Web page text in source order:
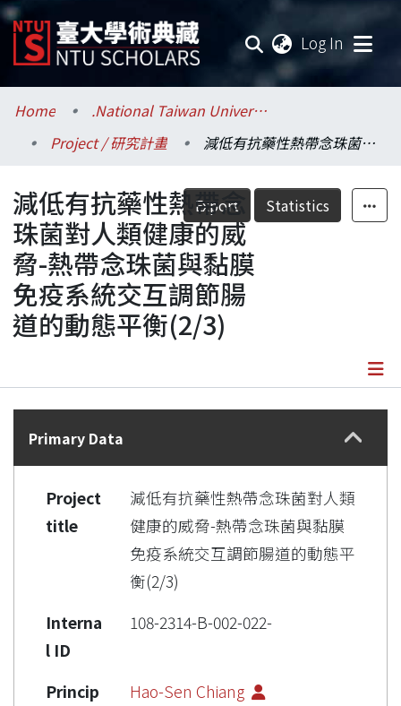
Log In
Communities & Collections
Research Outputs
Fundings & Projects
Researchers
Organizations
Statistics
Home
.National Taiwan University / 國立臺灣大學
Project / 研究計畫
減低有抗藥性熱帶念珠菌對人類健康的威脅-熱帶念珠菌與黏膜免疫系統交互調節腸道的動態平衡(2/3)
Export Statistics
減低有抗藥性熱帶念
珠菌對人類健康的威
脅-熱帶念珠菌與黏膜
免疫系統交互調節腸
道的動態平衡(2/3)
Details
Primary Data
Project
title
減低有抗藥性熱帶念珠菌對人類
健康的威脅-熱帶念珠菌與黏膜
免疫系統交互調節腸道的動態平
衡(2/3)
Interna
l ID
108-2314-B-002-022-
Princip
Hao-Sen Chiang